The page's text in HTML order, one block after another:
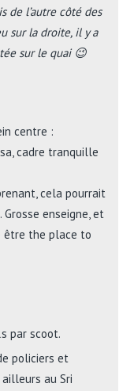
de l’autre côté des
sur la droite, il y a
sur le quai 😉
centre :
cadre tranquille
cela pourrait
enseigne, et
être the place to
par scoot.
policiers et
au Sri